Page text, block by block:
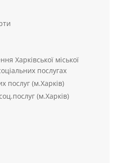
Харківської міської
послугах
послуг (м.Харків)
(м.Харків)